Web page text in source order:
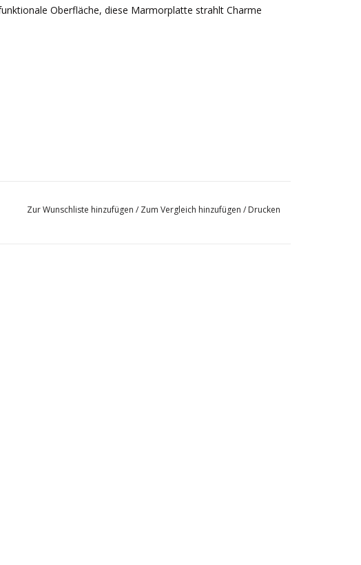
Oberfläche, diese Marmorplatte strahlt Charme
Zur Wunschliste hinzufügen / Zum Vergleich hinzufügen / Drucken